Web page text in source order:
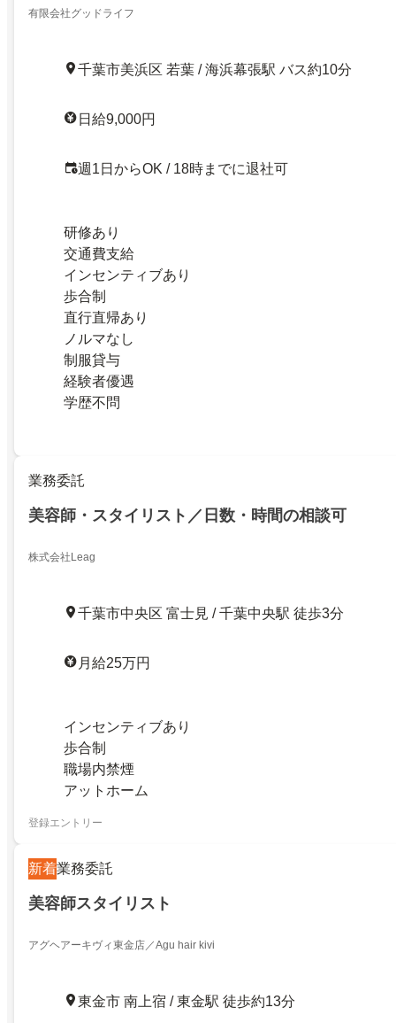
有限会社グッドライフ
千葉市美浜区 若葉 / 海浜幕張駅 バス約10分
日給9,000円
週1日からOK / 18時までに退社可
研修あり
交通費支給
インセンティブあり
歩合制
直行直帰あり
ノルマなし
制服貸与
経験者優遇
学歴不問
業務委託
美容師・スタイリスト／日数・時間の相談可
株式会社Leag
千葉市中央区 富士見 / 千葉中央駅 徒歩3分
月給25万円
インセンティブあり
歩合制
職場内禁煙
アットホーム
登録エントリー
新着業務委託
美容師スタイリスト
アグヘアーキヴィ東金店／Agu hair kivi
東金市 南上宿 / 東金駅 徒歩約13分